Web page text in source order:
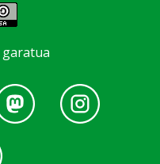
garatua